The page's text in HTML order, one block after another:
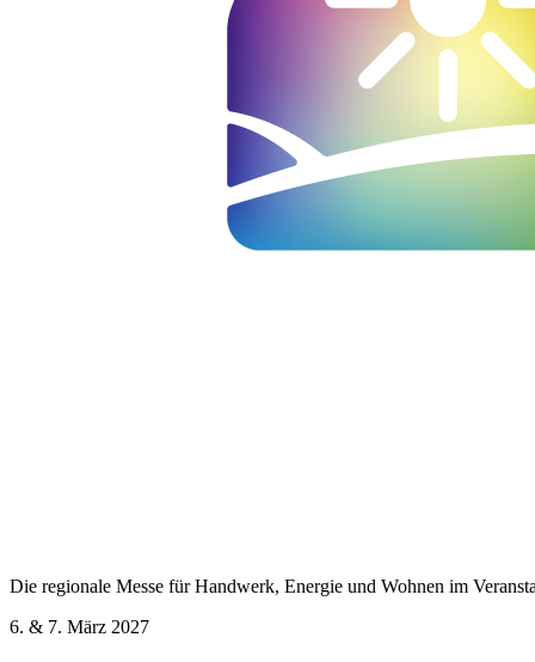
Die regionale Messe für Handwerk, Energie und Wohnen im
6. & 7. März 2027